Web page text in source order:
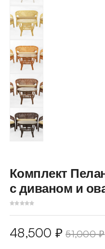
Комплект
с диваном и
51,000₽
48,500 ₽